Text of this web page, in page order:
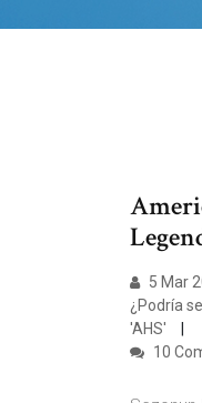
5 Mar
¿Podría
'AHS'
10